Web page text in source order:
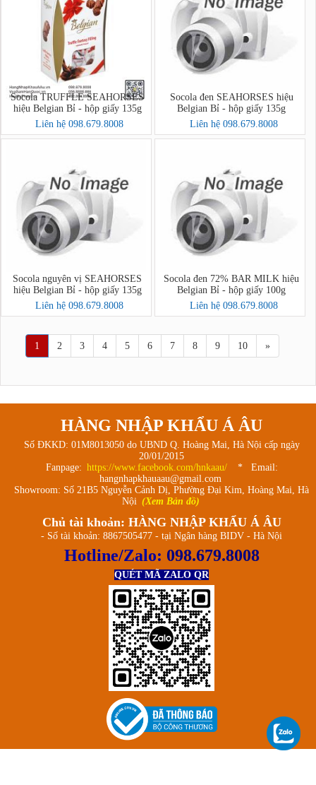
Socola TRUFFLE SEAHORSES
hiệu Belgian Bỉ - hộp giấy 135g
Liên hệ 098.679.8008
Socola đen SEAHORSES hiệu
Belgian Bỉ - hộp giấy 135g
Liên hệ 098.679.8008
Socola nguyên vị SEAHORSES
hiệu Belgian Bỉ - hộp giấy 135g
Liên hệ 098.679.8008
Socola đen 72% BAR MILK hiệu
Belgian Bỉ - hộp giấy 100g
Liên hệ 098.679.8008
1 2 3 4 5 6 7 8 9 10 »
HÀNG NHẬP KHẨU Á ÂU
Số ĐKKD: 01M8013050 do UBND Q. Hoàng Mai, Hà Nội cấp ngày
20/01/2015
Fanpage: https://www.facebook.com/hnkaau/
* Email:
hangnhapkhauaau@gmail.com
Showroom: Số 21B5 Nguyễn Cảnh Dị, Phường Đại Kim, Hoàng Mai, Hà
Nội (Xem Bản đồ)
Chủ tài khoản: HÀNG NHẬP KHẨU Á ÂU
- Số tài khoản: 8867505477 - tại Ngân hàng BIDV - Hà Nội
Hotline/Zalo: 098.679.8008
QUÉT MÃ ZALO QR